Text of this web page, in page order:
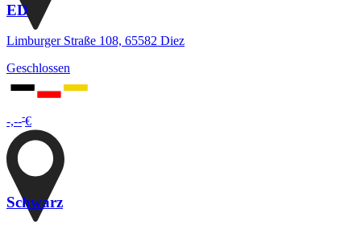
ED
Limburger Straße 108, 65582 Diez
Geschlossen
-,---€
Schwarz